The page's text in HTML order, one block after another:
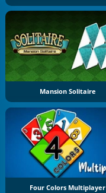
Mansion Solitaire
Four Colors Multiplayer